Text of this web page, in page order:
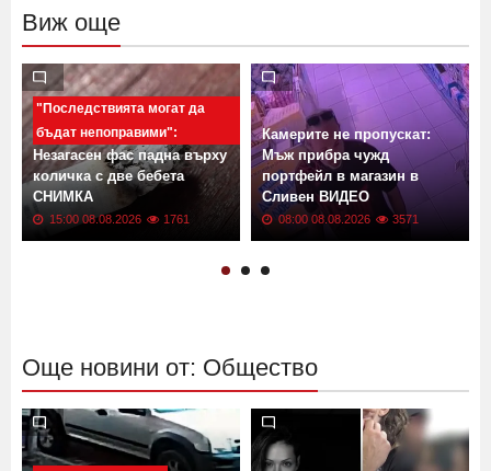
Виж още
"Последствията могат да
бъдат непоправими":
Незагасен фас падна върху
количка с две бебета
СНИМКА
15:00 08.08.2026 1761
Камерите не пропускат:
Мъж прибра чужд
портфейл в магазин в
Сливен ВИДЕО
08:00 08.08.2026 3571
Още новини от: Общество